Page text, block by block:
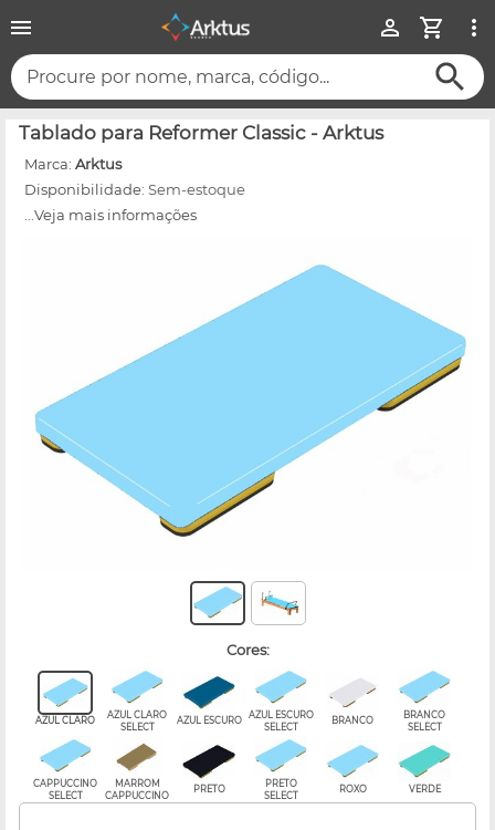
Procure por nome, marca, código...
Tablado para Reformer Classic - Arktus
Marca: Arktus
Disponibilidade: Sem-estoque
...Veja mais informações
cores:
AZUL CLARO
AZUL CLARO
SELECT
AZUL ESCURO
AZUL ESCURO
SELECT
BRANCO
BRANCO
SELECT
CAPPUCCINO
SELECT
MARROM
CAPPUCCINO
PRETO
PRETO
SELECT
ROXO VERDE